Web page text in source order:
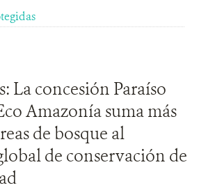
La concesión Paraíso
Amazonía suma más
de bosque al
de conservación de